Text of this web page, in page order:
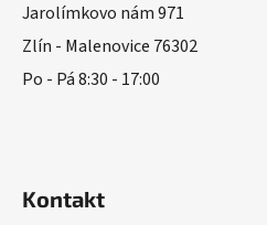
Jarolímkovo nám 971
Zlín - Malenovice 76302
Po - Pá 8:30 - 17:00
Kontakt